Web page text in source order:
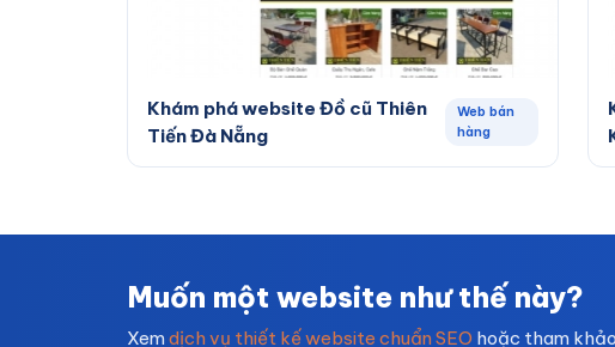
Khám phá website Đồ cũ Thiên
Tiến Đà Nẵng
Web bán
hàng
Muốn một website như thế này?
Xemdịch vụ thiết kế website chuẩn SEO hoặc tham